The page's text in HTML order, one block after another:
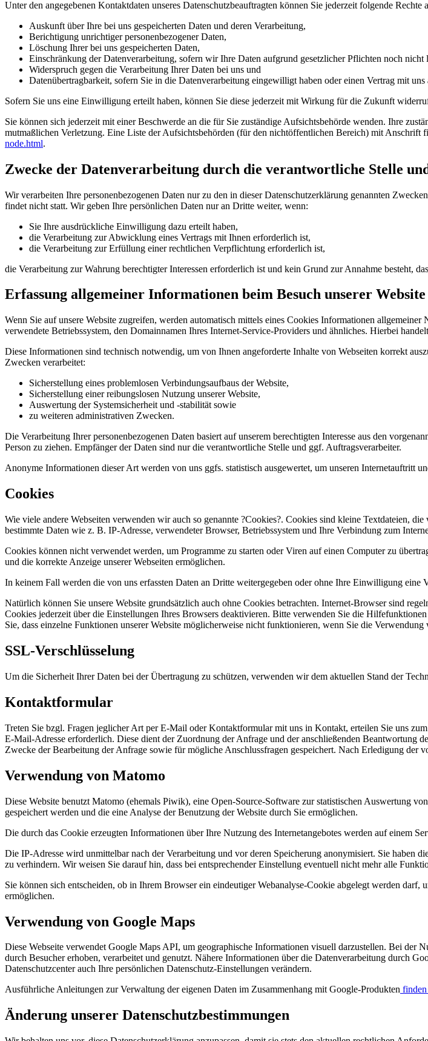
Unter den angegebenen Kontaktdaten unseres Datenschutzbeauftragten können Sie jederzeit folgende Rechte
Auskunft über Ihre bei uns gespeicherten Daten und deren Verarbeitung,
Berichtigung unrichtiger personenbezogener Daten,
Löschung Ihrer bei uns gespeicherten Daten,
Einschränkung der Datenverarbeitung, sofern wir Ihre Daten aufgrund gesetzlicher Pflichten noch nicht
Widerspruch gegen die Verarbeitung Ihrer Daten bei uns und
Datenübertragbarkeit, sofern Sie in die Datenverarbeitung eingewilligt haben oder einen Vertrag mit uns
Sofern Sie uns eine Einwilligung erteilt haben, können Sie diese jederzeit mit Wirkung für die Zukunft
Sie können sich jederzeit mit einer Beschwerde an die für Sie zuständige Aufsichtsbehörde wenden. Ihre
mutmaßlichen Verletzung. Eine Liste der Aufsichtsbehörden (für den nichtöffentlichen Bereich) mit Anschrift
node.html.
Zwecke der Datenverarbeitung durch die verantwortliche Stelle
Wir verarbeiten Ihre personenbezogenen Daten nur zu den in dieser Datenschutzerklärung genannten
findet nicht statt. Wir geben Ihre persönlichen Daten nur an Dritte weiter, wenn:
Sie Ihre ausdrückliche Einwilligung dazu erteilt haben,
die Verarbeitung zur Abwicklung eines Vertrags mit Ihnen erforderlich ist,
die Verarbeitung zur Erfüllung einer rechtlichen Verpflichtung erforderlich ist,
die Verarbeitung zur Wahrung berechtigter Interessen erforderlich ist und kein Grund zur Annahme besteht,
Erfassung allgemeiner Informationen beim Besuch unserer Website
Wenn Sie auf unsere Website zugreifen, werden automatisch mittels eines Cookies Informationen
verwendete Betriebssystem, den Domainnamen Ihres Internet-Service-Providers und ähnliches. Hierbei
Diese Informationen sind technisch notwendig, um von Ihnen angeforderte Inhalte von Webseiten korrekt
Zwecken verarbeitet:
Sicherstellung eines problemlosen Verbindungsaufbaus der Website,
Sicherstellung einer reibungslosen Nutzung unserer Website,
Auswertung der Systemsicherheit und -stabilität sowie
zu weiteren administrativen Zwecken.
Die Verarbeitung Ihrer personenbezogenen Daten basiert auf unserem berechtigten Interesse aus den
Person zu ziehen. Empfänger der Daten sind nur die verantwortliche Stelle und ggf. Auftragsverarbeiter.
Anonyme Informationen dieser Art werden von uns ggfs. statistisch ausgewertet, um unseren Internetauftritt
Cookies
Wie viele andere Webseiten verwenden wir auch so genannte ?Cookies?. Cookies sind kleine Textdateien,
bestimmte Daten wie z. B. IP-Adresse, verwendeter Browser, Betriebssystem und Ihre Verbindung zum
Cookies können nicht verwendet werden, um Programme zu starten oder Viren auf einen Computer zu
und die korrekte Anzeige unserer Webseiten ermöglichen.
In keinem Fall werden die von uns erfassten Daten an Dritte weitergegeben oder ohne Ihre Einwilligung eine
Natürlich können Sie unsere Website grundsätzlich auch ohne Cookies betrachten. Internet-Browser sind
Cookies jederzeit über die Einstellungen Ihres Browsers deaktivieren. Bitte verwenden Sie die
Sie, dass einzelne Funktionen unserer Website möglicherweise nicht funktionieren, wenn Sie die
SSL-Verschlüsselung
Um die Sicherheit Ihrer Daten bei der Übertragung zu schützen, verwenden wir dem aktuellen Stand der
Kontaktformular
Treten Sie bzgl. Fragen jeglicher Art per E-Mail oder Kontaktformular mit uns in Kontakt, erteilen Sie uns
E-Mail-Adresse erforderlich. Diese dient der Zuordnung der Anfrage und der anschließenden Beantwortung
Zwecke der Bearbeitung der Anfrage sowie für mögliche Anschlussfragen gespeichert. Nach Erledigung der
Verwendung von Matomo
Diese Website benutzt Matomo (ehemals Piwik), eine Open-Source-Software zur statistischen Auswertung
gespeichert werden und die eine Analyse der Benutzung der Website durch Sie ermöglichen.
Die durch das Cookie erzeugten Informationen über Ihre Nutzung des Internetangebotes werden auf einem
Die IP-Adresse wird unmittelbar nach der Verarbeitung und vor deren Speicherung anonymisiert. Sie
zu verhindern. Wir weisen Sie darauf hin, dass bei entsprechender Einstellung eventuell nicht mehr alle
Sie können sich entscheiden, ob in Ihrem Browser ein eindeutiger Webanalyse-Cookie abgelegt werden
ermöglichen.
Verwendung von Google Maps
Diese Webseite verwendet Google Maps API, um geographische Informationen visuell darzustellen. Bei
durch Besucher erhoben, verarbeitet und genutzt. Nähere Informationen über die Datenverarbeitung durch
Datenschutzcenter auch Ihre persönlichen Datenschutz-Einstellungen verändern.
Ausführliche Anleitungen zur Verwaltung der eigenen Daten im Zusammenhang mit Google-Produkten
Änderung unserer Datenschutzbestimmungen